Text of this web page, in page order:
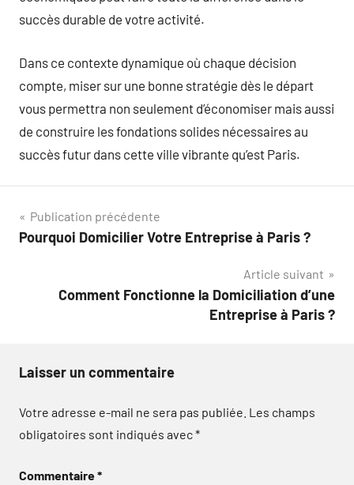
succès durable de votre activité.
Dans ce contexte dynamique où chaque décision
compte, miser sur une bonne stratégie dès le départ
vous permettra non seulement d’économiser mais aussi
de construire les fondations solides nécessaires au
succès futur dans cette ville vibrante qu’est Paris.
Navigation
de
Publication précédente
Pourquoi Domicilier Votre Entreprise à Paris ?
Article suivant
Comment Fonctionne la Domiciliation d’une
Entreprise à Paris ?
Laisser un commentaire
Votre adresse e-mail ne sera pas publiée. Les champs
obligatoires sont indiqués avec*
Commentaire*